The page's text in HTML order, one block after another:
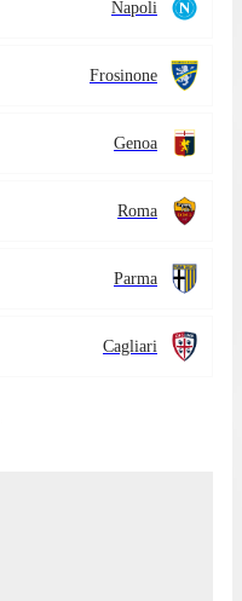
Napoli
Frosinone
Genoa
Roma
Parma
Cagliari